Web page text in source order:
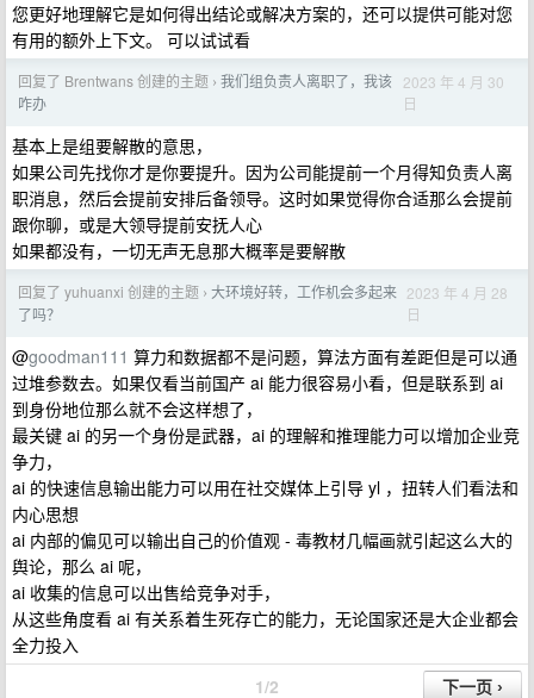
您更好地理解它是如何得出结论或解决方案的，还可以提供可能对您
有用的额外上下文。 可以试试看
回复了 Brentwans 创建的主题 › 我们组负责人离职了，我该
咋办
2023 年 4 月 30
日
基本上是组要解散的意思，
如果公司先找你才是你要提升。因为公司能提前一个月得知负责人离
职消息，然后会提前安排后备领导。这时如果觉得你合适那么会提前
跟你聊，或是大领导提前安抚人心
如果都没有，一切无声无息那大概率是要解散
回复了 yuhuanxi 创建的主题 › 大环境好转，工作机会多起来
了吗？
2023 年 4 月 28
日
@goodman111 算力和数据都不是问题，算法方面有差距但是可以通
过堆参数去。如果仅看当前国产 ai 能力很容易小看，但是联系到 ai
到身份地位那么就不会这样想了，
最关键 ai 的另一个身份是武器，ai 的理解和推理能力可以增加企业竞
争力，
ai 的快速信息输出能力可以用在社交媒体上引导 yl ，扭转人们看法和
内心思想
ai 内部的偏见可以输出自己的价值观 - 毒教材几幅画就引起这么大的
舆论，那么 ai 呢，
ai 收集的信息可以出售给竞争对手，
从这些角度看 ai 有关系着生死存亡的能力，无论国家还是大企业都会
全力投入
1/2